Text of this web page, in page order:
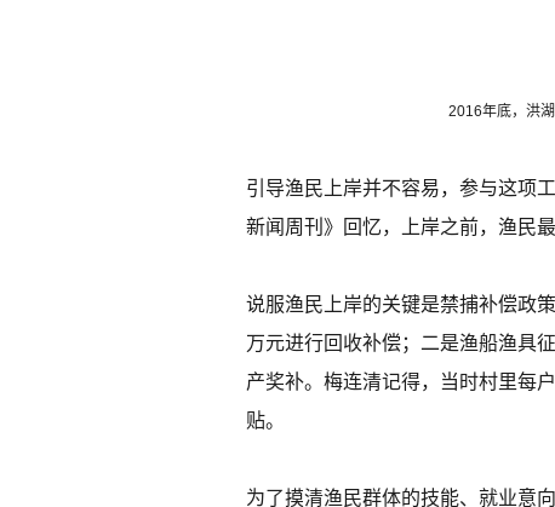
2016年底，洪
引导渔民上岸并不容易，参与这项
新闻周刊》回忆，上岸之前，渔民
说服渔民上岸的关键是禁捕补偿政
万元进行回收补偿；二是渔船渔具
产奖补。梅连清记得，当时村里每
贴。
为了摸清渔民群体的技能、就业意